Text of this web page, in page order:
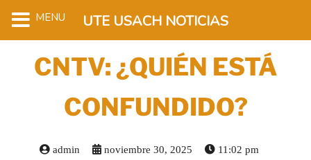
CNTV: ¿QUIÉN ESTÁ
CONFUNDIDO?
admin noviembre 30, 2025 11:02 pm
MENU UTE USACH NOTICIAS